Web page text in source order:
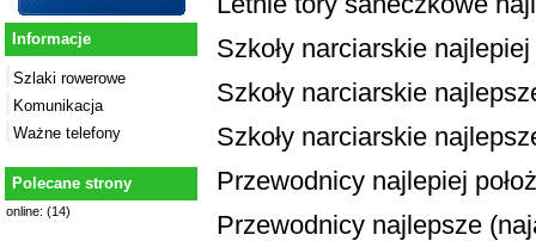
Informacje
Szlaki rowerowe
Komunikacja
Ważne telefony
Polecane strony
online: (14)
Szkoły narciarskie najlepiej
Szkoły narciarskie
Szkoły narciarskie
Przewodnicy najlepiej
Przewodnicy najlepsze